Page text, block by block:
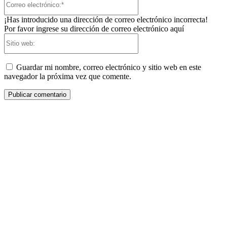
¡Has introducido una dirección de correo electrónico incorrecta!
Por favor ingrese su dirección de correo electrónico aquí
Guardar mi nombre, correo electrónico y sitio web en este
navegador la próxima vez que comente.